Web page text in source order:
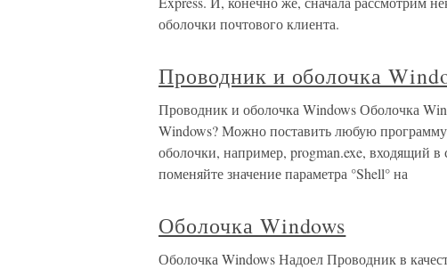
оболочки почтового клиента.
Проводник и оболочка
Проводник и оболочка Windows Оболочка
Windows? Можно поставить любую программу,
оболочки, например, progman.exe, входящий
поменяйте значение параметра °Shell° на
Оболочка Windows
Оболочка Windows Надоел Проводник в